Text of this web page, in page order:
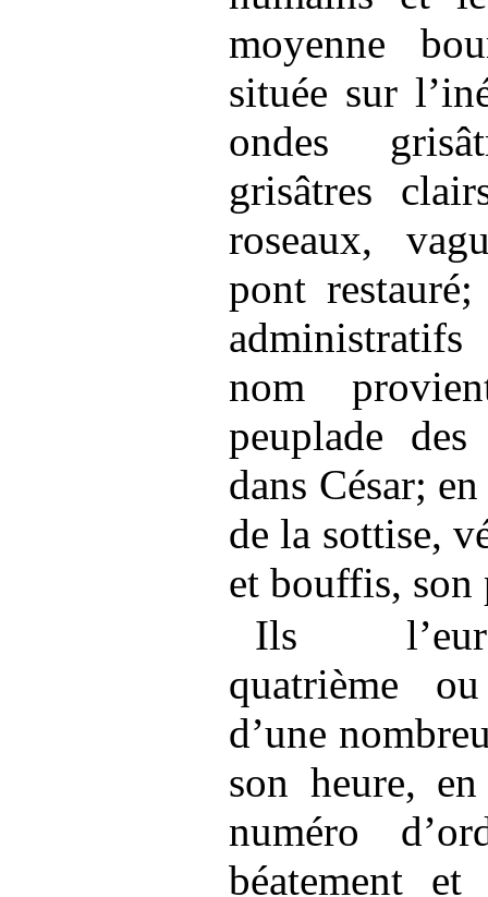
moyenne
située sur
ondes
grisâtres
roseaux,
pont
nom
peuplade
dans César;
de la sottise,
et bouffis, son
Ils
quatrième
d’une
son heure,
numéro
béatement